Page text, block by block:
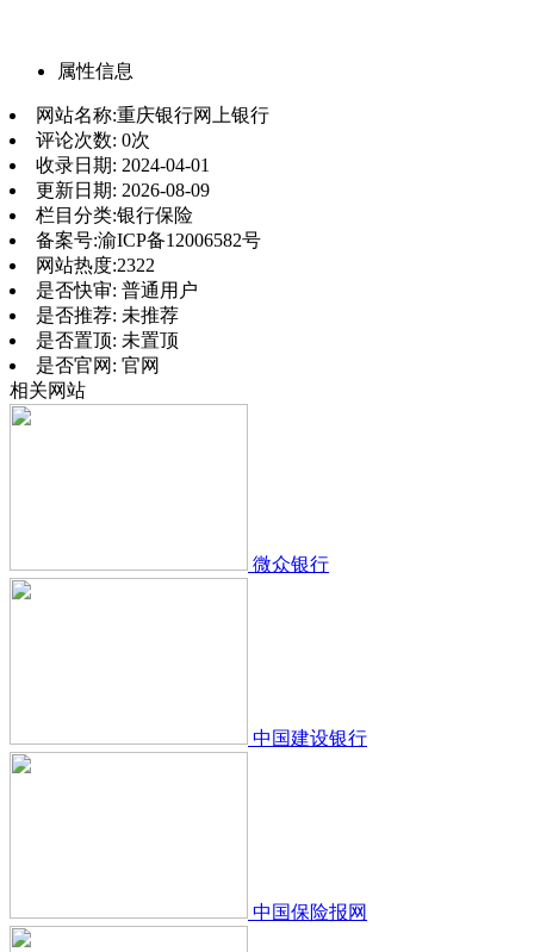
属性信息
网站名称:重庆银行网上银行
评论次数: 0次
收录日期: 2024-04-01
更新日期: 2026-08-09
栏目分类:银行保险
备案号:渝ICP备12006582号
网站热度:2322
是否快审: 普通用户
是否推荐: 未推荐
是否置顶: 未置顶
是否官网: 官网
相关网站
微众银行
中国建设银行
中国保险报网